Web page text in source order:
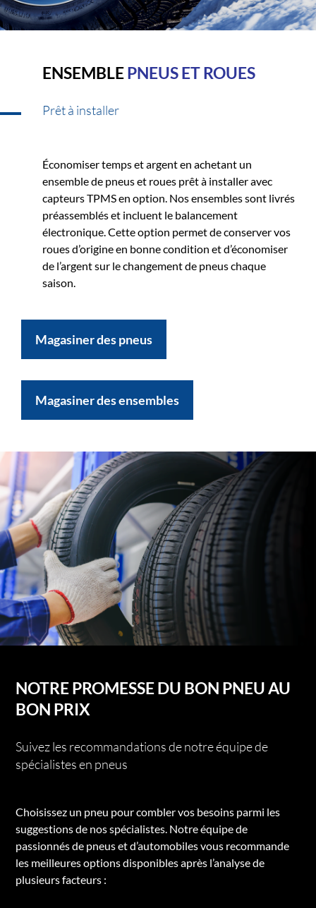
ENSEMBLEPNEUS ET ROUES
Prêt à installer
Économiser temps et argent en achetant un
ensemble de pneus et roues prêt à installer avec
capteurs TPMS en option. Nos ensembles sont livrés
préassemblés et incluent le balancement
électronique. Cette option permet de conserver vos
roues d’origine en bonne condition et d’économiser
de l’argent sur le changement de pneus chaque
saison.
Magasiner des pneus
Magasiner des ensembles
NOTRE PROMESSE DU BON PNEU AU
BON PRIX
Suivez les recommandations de notre équipe de
spécialistes en pneus
Choisissez un pneu pour combler vos besoins parmi les
suggestions de nos spécialistes. Notre équipe de
passionnés de pneus et d’automobiles vous recommande
les meilleures options disponibles après l’analyse de
plusieurs facteurs :